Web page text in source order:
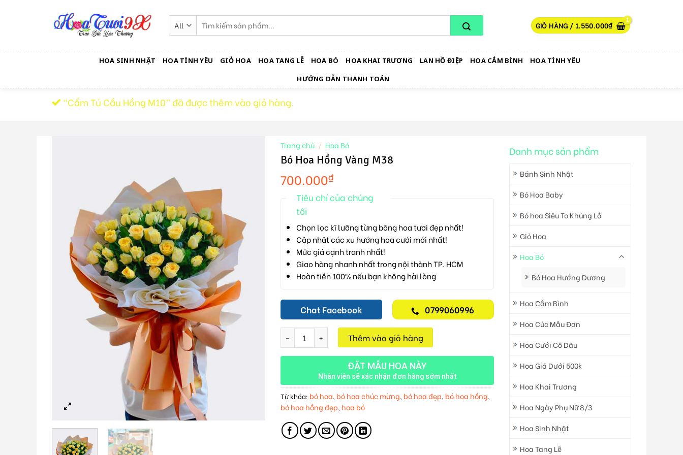
kiếm:
GIỎ HÀNG / 1.550.000₫
HOA SINH NHẬT HOA TÌNH YÊU GIỎ HOA HOA TANG LỄ HOA BÓ HOA KHAI TRƯƠNG LAN HỒ ĐIỆP HOA CẮM BÌNH
HOA TÌNH YÊU
HƯỚNG DẪN THANH TOÁN
“Cẩm Tú Cầu Hồng M10” đã được thêm vào giỏ hàng.
Danh mục sản phẩm
Bánh Sinh Nhật
Bó Hoa Baby
Bó hoa Siêu To Khủng Lồ
Giỏ Hoa
Hoa Bó
Bó Hoa Hướng Dương
Hoa Cắm Bình
Hoa Cúc Mẫu Đơn
Hoa Cưới Cô Dâu
Hoa Giá Dưới 500k
Hoa Khai Trương
Hoa Ngày Phụ Nữ 8/3
Hoa Sinh Nhật
Hoa Tang Lễ
Trang chủ / Hoa Bó
Bó Hoa Hồng Vàng M38
700.000₫
Tiêu chí của chúng
tôi
Chọn lọc kĩ lưỡng từng bông hoa tươi đẹp nhất!
Cập nhật các xu hướng hoa cưới mới nhất!
Mức giá cạnh tranh nhất!
Giao hàng nhanh nhất trong nội thành TP. HCM
Hoàn tiền 100% nếu bạn không hài lòng
Chat Facebook 0799060996
Bó Hoa Hồng Vàng M38 số lượngThêm vào giỏ hàng
ĐẶT MẪU HOA NÀY
Nhân viên sẽ xác nhận đơn hàng sớm nhất
Từ khóa: bó hoa, bó hoa chúc mừng, bó hoa đẹp, bó hoa hồng,
bó hoa hồng đẹp, hoa bó